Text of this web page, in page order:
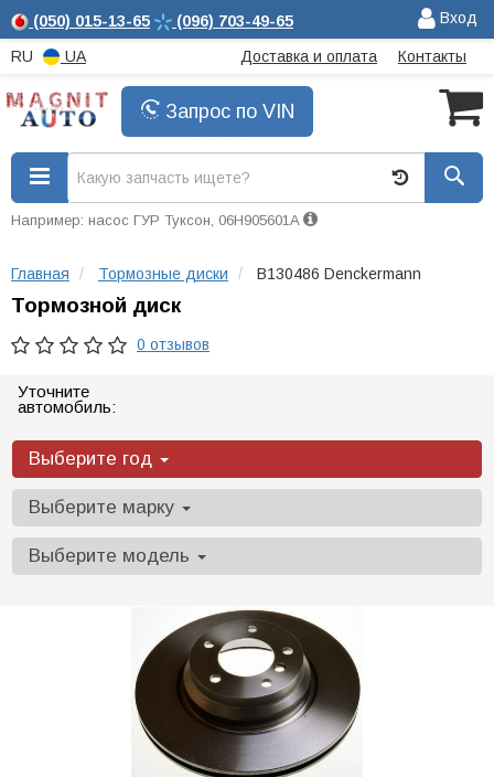
(050) 015-13-65 (096) 703-49-65 Вход
RU UA Доставка и оплата Контакты
Запрос по VIN
Например: насос ГУР Туксон, 06H905601A
Главная Тормозные диски B130486 Denckermann
Тормозной диск
0 отзывов
Уточните
автомобиль:
Выберите год
Выберите марку
Выберите модель